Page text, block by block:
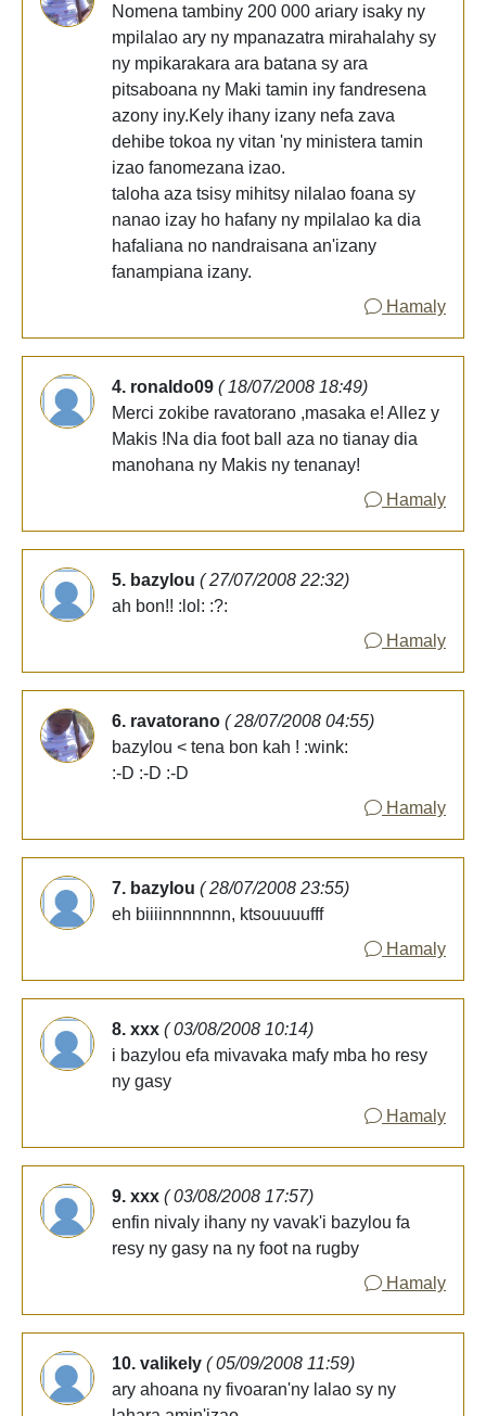
Nomena tambiny 200 000 ariary isaky ny
mpilalao ary ny mpanazatra mirahalahy sy
ny mpikarakara ara batana sy ara
pitsaboana ny Maki tamin iny fandresena
azony iny.Kely ihany izany nefa zava
dehibe tokoa ny vitan 'ny ministera tamin
izao fanomezana izao.
taloha aza tsisy mihitsy nilalao foana sy
nanao izay ho hafany ny mpilalao ka dia
hafaliana no nandraisana an'izany
fanampiana izany.
Hamaly
4. ronaldo09 ( 18/07/2008 18:49)
Merci zokibe ravatorano ,masaka e! Allez y
Makis !Na dia foot ball aza no tianay dia
manohana ny Makis ny tenanay!
Hamaly
5. bazylou ( 27/07/2008 22:32)
ah bon!! :lol: :?:
Hamaly
6. ravatorano ( 28/07/2008 04:55)
bazylou < tena bon kah ! :wink:
:-D :-D :-D
Hamaly
7. bazylou ( 28/07/2008 23:55)
eh biiiinnnnnnn, ktsouuuufff
Hamaly
8. xxx ( 03/08/2008 10:14)
i bazylou efa mivavaka mafy mba ho resy
ny gasy
Hamaly
9. xxx ( 03/08/2008 17:57)
enfin nivaly ihany ny vavak'i bazylou fa
resy ny gasy na ny foot na rugby
Hamaly
10. valikely ( 05/09/2008 11:59)
ary ahoana ny fivoaran'ny lalao sy ny